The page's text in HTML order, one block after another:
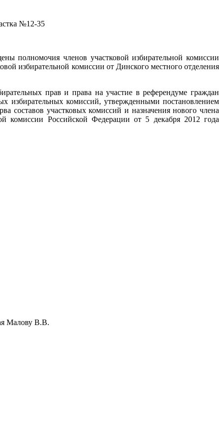
№12-35
полномочия членов участковой избирательной комиссии
избирательной комиссии от Динского местного отделения
прав и права на участие в референдуме граждан
избирательных комиссий, утвержденными постановлением
составов участковых комиссий и назначения нового члена
комиссии Российской Федерации от 5 декабря 2012 года
Малову В.В.